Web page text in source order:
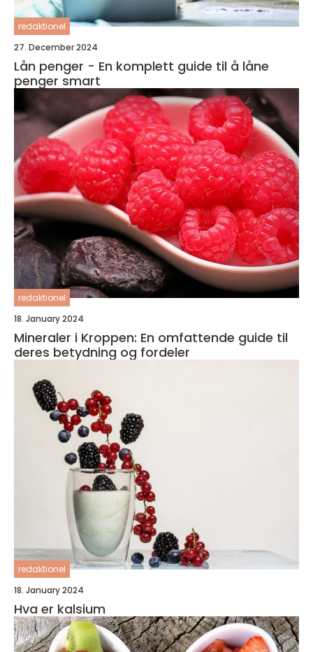
redaktionel
27. December 2024
Lån penger - En komplett guide til å låne
penger smart
redaktionel
18. January 2024
Mineraler i Kroppen: En omfattende guide til
deres betydning og fordeler
redaktionel
18. January 2024
Hva er kalsium